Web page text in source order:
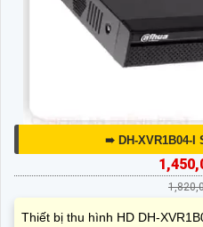
➠ DH-XVR1B04-I
Thiết bị thu hình HD DH-